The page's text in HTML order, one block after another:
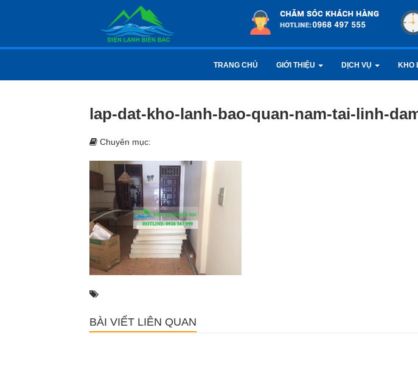
TRANG CHỦ GIỚI THIỆU DỊCH VỤ KHO
lap-dat-kho-lanh-bao-quan-nam-tai-linh-
Chuyên mục:
BÀI VIẾT LIÊN QUAN